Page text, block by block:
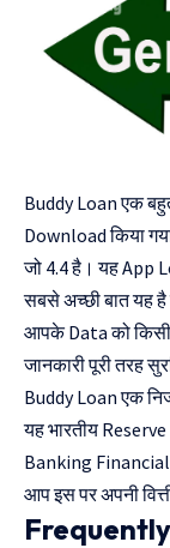
Buddy Loan एक
Download किया
जो 4.4 है। यह App
सबसे अच्छी बात यह
आपके Data को
जानकारी पूरी तरह
Buddy Loan एक
यह भारतीय
Banking
आप इस पर अपनी